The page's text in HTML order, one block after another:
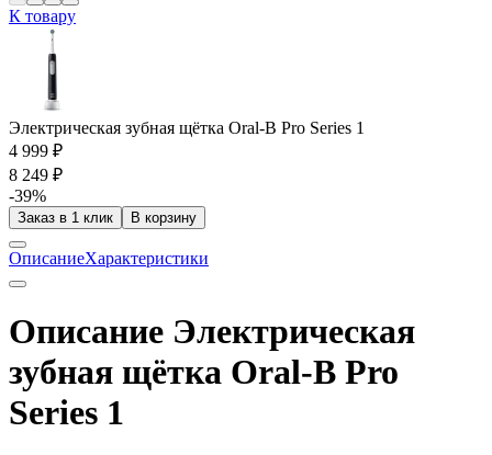
К товару
Электрическая зубная щётка Oral-B Pro Series 1
4 999 ₽
8 249 ₽
-39%
Заказ в 1 клик В корзину
ОписаниеХарактеристики
Описание Электрическая
зубная щётка Oral-B Pro
Series 1